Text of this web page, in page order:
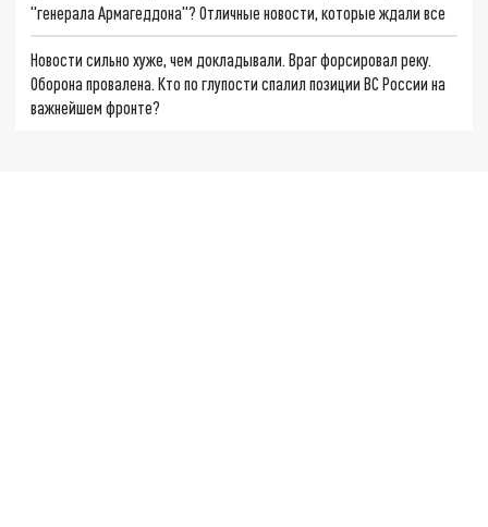
"генерала Армагеддона"? Отличные новости, которые ждали все
Новости сильно хуже, чем докладывали. Враг форсировал реку.
Оборона провалена. Кто по глупости спалил позиции ВС России на
важнейшем фронте?